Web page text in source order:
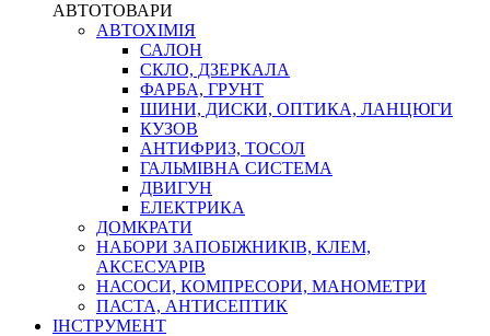
АВТОТОВАРИ
АВТОХІМІЯ
САЛОН
СКЛО, ДЗЕРКАЛА
ФАРБА, ГРУНТ
ШИНИ, ДИСКИ, ОПТИКА, ЛАНЦЮГИ
КУЗОВ
АНТИФРИЗ, ТОСОЛ
ГАЛЬМІВНА СИСТЕМА
ДВИГУН
ЕЛЕКТРИКА
ДОМКРАТИ
НАБОРИ ЗАПОБІЖНИКІВ, КЛЕМ,
АКСЕСУАРІВ
НАСОСИ, КОМПРЕСОРИ, МАНОМЕТРИ
ПАСТА, АНТИСЕПТИК
ІНСТРУМЕНТ